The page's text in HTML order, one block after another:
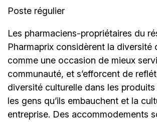
Poste régulier
Les pharmaciens-propriétaires du
Pharmaprix considèrent la diversité
comme une occasion de mieux
communauté, et s’efforcent de
diversité culturelle dans les produits
les gens qu’ils embauchent et la
entreprise. Des accommodements